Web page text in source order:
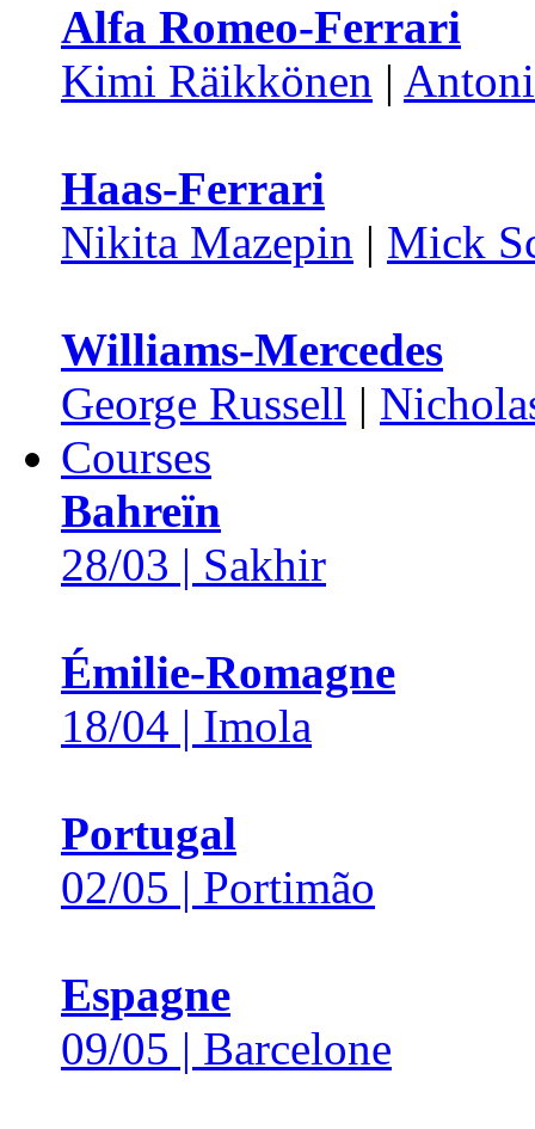
Alfa Romeo-Ferrari
Kimi Räikkönen |
Haas-Ferrari
Nikita Mazepin | Mick
Williams-Mercedes
George Russell |
Courses
Bahreïn
28/03 | Sakhir
Émilie-Romagne
18/04 | Imola
Portugal
02/05 | Portimão
Espagne
09/05 | Barcelone